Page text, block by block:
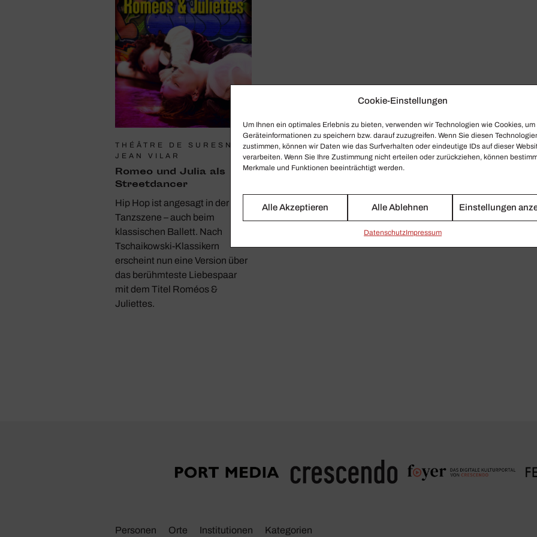
Cookie-Einstellungen
Um Ihnen ein optimales Erlebnis zu bieten, verwenden wir Technologien wie Cookies, um
Geräteinformationen zu speichern bzw. darauf zuzugreifen. Wenn Sie diesen
zustimmen, können wir Daten wie das Surfverhalten oder eindeutige IDs auf dieser
verarbeiten. Wenn Sie Ihre Zustimmung nicht erteilen oder zurückziehen, können
Merkmale und Funktionen beeinträchtigt werden.
Alle Akzeptieren Alle Ablehnen Einstellungen
Daten­schutzImpressum
THÉÂTRE DE SURESNES
JEAN VILAR
Romeo und Julia als
Street­dancer
Hip Hop ist angesagt in der
Tanzszene – auch beim
klassischen Ballett. Nach
Tschaikowski-Klassikern
erscheint nun eine Version über
das berühmteste Liebespaar
mit dem Titel Roméos &
Juliettes.
Personen Orte Insti­tu­tionen Kate­go­rien